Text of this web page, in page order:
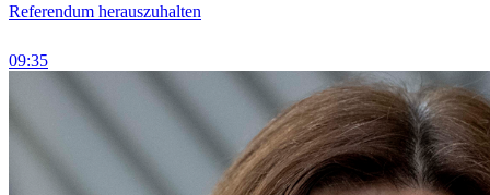
Referendum herauszuhalten
09:35